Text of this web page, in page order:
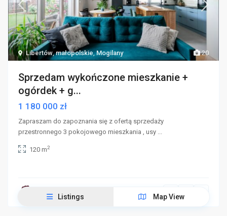
20
Libertów,małopolskie,Mogilany
Sprzedam wykończone mieszkanie +
ogórdek + g...
1 180 000 zł
Zapraszam do zapoznania się z ofertą sprzedaży
przestronnego 3 pokojowego mieszkania , usy ...
120 m2
Kontakt 790704571
Listings Map View